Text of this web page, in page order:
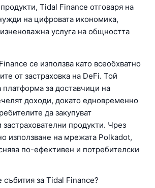
Tidal Finance отговаря на
на цифровата икономика,
услуга на общността
се използва като всеобхватно
от застраховка на DeFi. Той
платформа за доставчици на
доходи, докато едновременно
да закупуват
продукти. Чрез
използване на мрежата Polkadot,
по-ефективен и потребителски
събития за Tidal Finance?